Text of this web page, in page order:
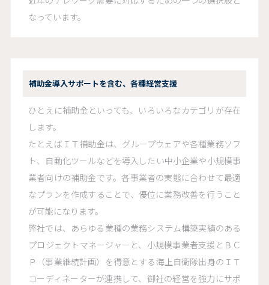
なっています。
補助金導入サポートを含む、各種経営支援
ひとえに補助金といっても、いろいろなカテゴリが存在
します。
たとえばＩＴ補助金は、グループウェアや各種業務ソフ
ト、自動化ツールなどを導入したい中小企業や小規模事
業者向けの補助金です。各事業者の実態に合わせて最適
なプランを作成することで、優位に業務改善を行うこと
が可能になります。
弊社では、あらゆる業種の業務システム構築実績のある
プロジェクトマネージャーと、小規模事業者支援とＢＣ
Ｐ（事業継続計画）を得意とする海上自衛隊出身のＩＴ
コーディネーターが連携して、御社の経営を強力にサポ